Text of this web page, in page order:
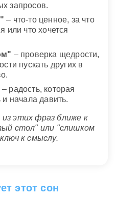
запросов.
– что-то ценное, за что
или что хочется
– проверка щедрости,
пускать других в
– радость, которая
и начала давить.
из этих фраз ближе к
стол" или "слишком
к смыслу.
этот сон